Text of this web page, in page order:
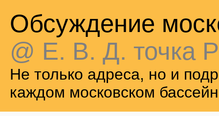
Обсуждение
@ Е. В. Д. точка
Не только адреса, но и
каждом московском